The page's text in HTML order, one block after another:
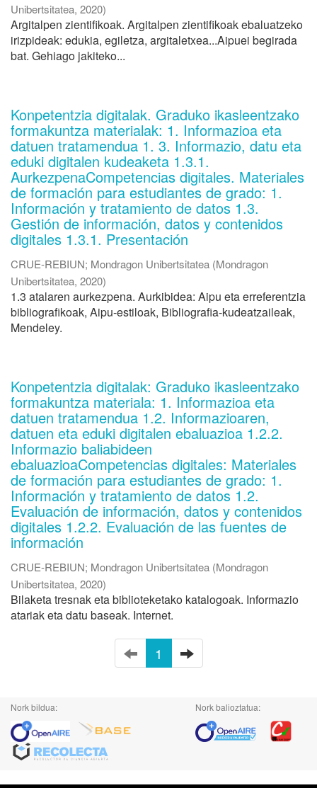
Unibertsitatea, 2020)
Argitalpen zientifikoak. Argitalpen zientifikoak ebaluatzeko
irizpideak: edukia, egiletza, argitaletxea...Aipuei begirada
bat. Gehiago jakiteko...
Konpetentzia digitalak. Graduko ikasleentzako
formakuntza materialak: 1. Informazioa eta
datuen tratamendua 1. 3. Informazio, datu eta
eduki digitalen kudeaketa 1.3.1.
AurkezpenaCompetencias digitales. Materiales
de formación para estudiantes de grado: 1.
Información y tratamiento de datos 1.3.
Gestión de información, datos y contenidos
digitales 1.3.1. Presentación
CRUE-REBIUN; Mondragon Unibertsitatea (Mondragon
Unibertsitatea, 2020)
1.3 atalaren aurkezpena. Aurkibidea: Aipu eta erreferentzia
bibliografikoak, Aipu-estiloak, Bibliografia-kudeatzaileak,
Mendeley.
Konpetentzia digitalak: Graduko ikasleentzako
formakuntza materiala: 1. Informazioa eta
datuen tratamendua 1.2. Informazioaren,
datuen eta eduki digitalen ebaluazioa 1.2.2.
Informazio baliabideen
ebaluazioaCompetencias digitales: Materiales
de formación para estudiantes de grado: 1.
Información y tratamiento de datos 1.2.
Evaluación de información, datos y contenidos
digitales 1.2.2. Evaluación de las fuentes de
información
CRUE-REBIUN; Mondragon Unibertsitatea (Mondragon
Unibertsitatea, 2020)
Bilaketa tresnak eta biblioteketako katalogoak. Informazio
atariak eta datu baseak. Internet.
1
Nork bildua: Nork balioztatua: